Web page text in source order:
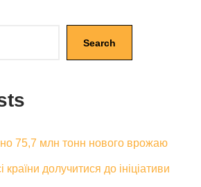
Search
75,7 млн тонн нового врожаю
країни долучитися до ініціативи